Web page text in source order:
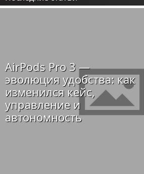
AirPods Pro 3 —
эволюция удобства: как
изменился кейс,
управление и
автономность